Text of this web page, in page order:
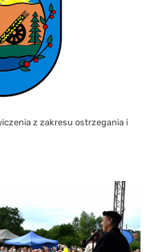
z zakresu ostrzegania i